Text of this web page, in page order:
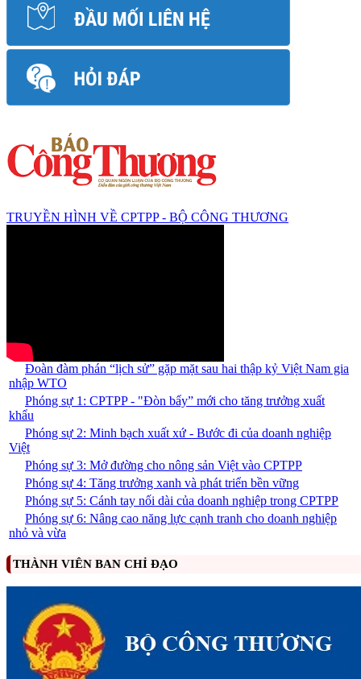
TRUYỀN HÌNH VỀ CPTPP - BỘ CÔNG THƯƠNG
Đoàn đàm phán “lịch sử” gặp mặt sau hai thập kỷ Việt Nam gia
nhập WTO
Phóng sự 1: CPTPP - "Đòn bẩy” mới cho tăng trưởng xuất
khẩu
Phóng sự 2: Minh bạch xuất xứ - Bước đi của doanh nghiệp
Việt
Phóng sự 3: Mở đường cho nông sản Việt vào CPTPP
Phóng sự 4: Tăng trưởng xanh và phát triển bền vững
Phóng sự 5: Cánh tay nối dài của doanh nghiệp trong CPTPP
Phóng sự 6: Nâng cao năng lực cạnh tranh cho doanh nghiệp
nhỏ và vừa
THÀNH VIÊN BAN CHỈ ĐẠO